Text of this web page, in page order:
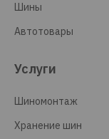
Шины
Автотовары
Услуги
Шиномонтаж
Хранение шин